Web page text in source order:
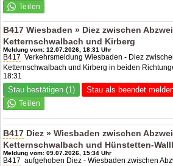
B417 Wiesbaden » Diez zwischen
Ketternschwalbach und Kirberg
Meldung vom: 12.07.2026, 18:31 Uhr
B417 Verkehrsmeldung Wiesbaden - Diez
Ketternschwalbach und Kirberg in beiden
18:31
Stau bestätigen (1) Stau als beendet
B417 Diez » Wiesbaden zwischen
Ketternschwalbach und Hünstetten-
Meldung vom: 09.07.2026, 15:34 Uhr
B417 aufgehoben Diez - Wiesbaden zwischen